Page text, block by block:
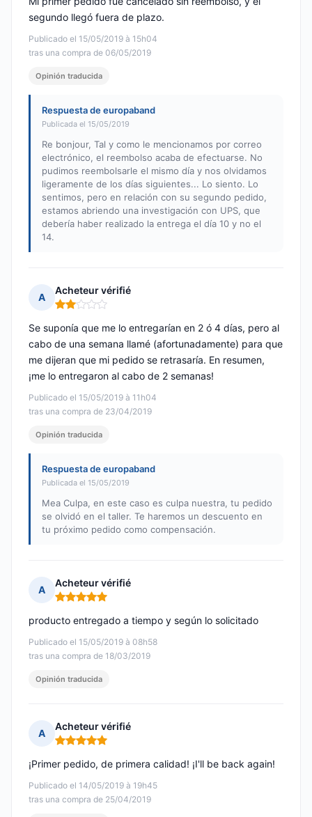
Publicado el 15/05/2019 à 15h04
tras una compra de 06/05/2019
segundo llegó fuera de plazo.
Opinión traducida
Respuesta de europaband
Publicada el 15/05/2019
Re bonjour, Tal y como le mencionamos por correo
electrónico, el reembolso acaba de efectuarse. No
pudimos reembolsarle el mismo día y nos olvidamos
ligeramente de los días siguientes... Lo siento. Lo
sentimos, pero en relación con su segundo pedido,
estamos abriendo una investigación con UPS, que
debería haber realizado la entrega el día 10 y no el
14.
A
Acheteur vérifié
Nota: 2 de 5
Publicado el 15/05/2019 à 11h04
tras una compra de 23/04/2019
Se suponía que me lo entregarían en 2 ó 4 días, pero al
cabo de una semana llamé (afortunadamente) para que
me dijeran que mi pedido se retrasaría. En resumen,
¡me lo entregaron al cabo de 2 semanas!
Opinión traducida
Respuesta de europaband
Publicada el 15/05/2019
Mea Culpa, en este caso es culpa nuestra, tu pedido
se olvidó en el taller. Te haremos un descuento en
tu próximo pedido como compensación.
A
Acheteur vérifié
Nota: 5 de 5
Publicado el 15/05/2019 à 08h58
tras una compra de 18/03/2019
producto entregado a tiempo y según lo solicitado
Opinión traducida
A
Acheteur vérifié
Nota: 5 de 5
Publicado el 14/05/2019 à 19h45
tras una compra de 25/04/2019
¡Primer pedido, de primera calidad! ¡I'll be back again!